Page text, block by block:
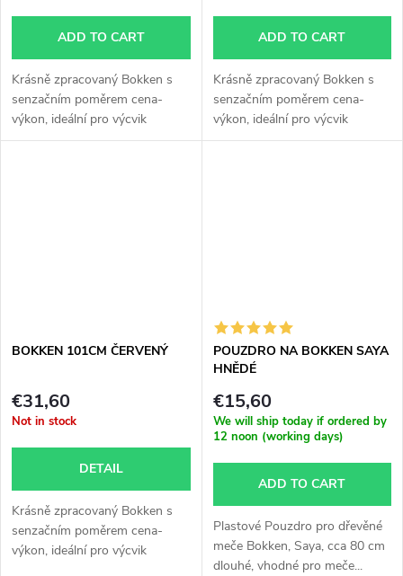
ADD TO CART
Krásně zpracovaný Bokken s
senzačním poměrem cena-
výkon, ideální pro výcvik
tradičních...
ADD TO CART
Krásně zpracovaný Bokken s
senzačním poměrem cena-
výkon, ideální pro výcvik
tradičních...
BOKKEN 101CM ČERVENÝ
€31,60
Not in stock
DETAIL
Krásně zpracovaný Bokken s
senzačním poměrem cena-
výkon, ideální pro výcvik
POUZDRO NA BOKKEN SAYA
HNĚDÉ
€15,60
We will ship today if ordered by
12 noon (working days)
ADD TO CART
Plastové Pouzdro pro dřevěné
meče Bokken, Saya, cca 80 cm
dlouhé, vhodné pro meče...